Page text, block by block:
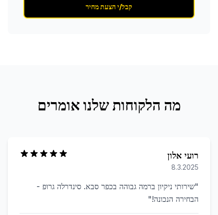
קבל/י הצעת מחיר
מה הלקוחות שלנו אומרים
רועי אלון
8.3.2025
"שירותי ניקיון ברמה גבוהה בכפר סבא. סינדרלה גרופ -
הבחירה הנכונה!"